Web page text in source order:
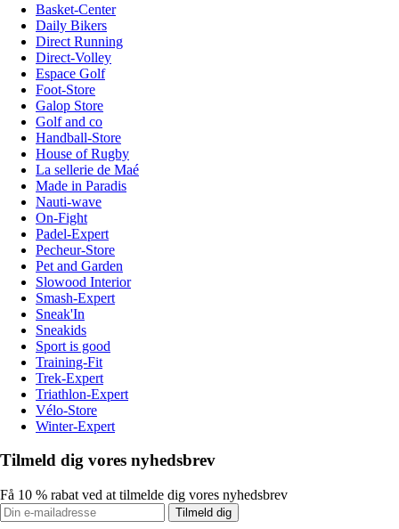
Basket-Center
Daily Bikers
Direct Running
Direct-Volley
Espace Golf
Foot-Store
Galop Store
Golf and co
Handball-Store
House of Rugby
La sellerie de Maé
Made in Paradis
Nauti-wave
On-Fight
Padel-Expert
Pecheur-Store
Pet and Garden
Slowood Interior
Smash-Expert
Sneak'In
Sneakids
Sport is good
Training-Fit
Trek-Expert
Triathlon-Expert
Vélo-Store
Winter-Expert
Tilmeld dig vores nyhedsbrev
Få 10 % rabat ved at tilmelde dig vores nyhedsbrev
Tilmeld dig